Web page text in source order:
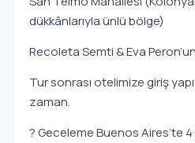
dükkânlarıyla ünlü bölge)
Recoleta Semti & Eva
Tur sonrası otelimize giriş
zaman.
? Geceleme Buenos Aires’te 4